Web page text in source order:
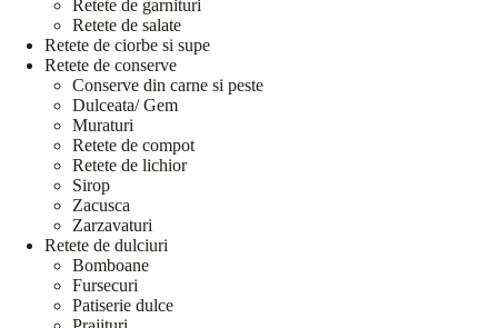
Retete de garnituri
Retete de salate
Retete de ciorbe si supe
Retete de conserve
Conserve din carne si peste
Dulceata/ Gem
Muraturi
Retete de compot
Retete de lichior
Sirop
Zacusca
Zarzavaturi
Retete de dulciuri
Bomboane
Fursecuri
Patiserie dulce